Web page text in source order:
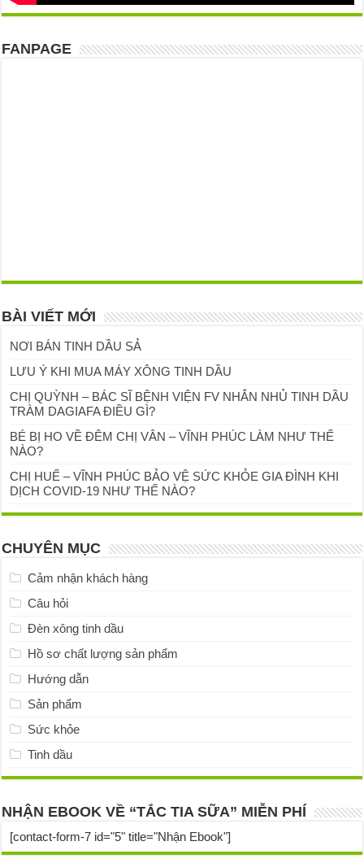
FANPAGE
BÀI VIẾT MỚI
NƠI BÁN TINH DẦU SẢ
LƯU Ý KHI MUA MÁY XÔNG TINH DẦU
CHỊ QUỲNH – BÁC SĨ BỆNH VIỆN FV NHẮN NHỦ TINH DẦU
TRÀM DAGIAFA ĐIỀU GÌ?
BÉ BỊ HO VỀ ĐÊM CHỊ VÂN – VĨNH PHÚC LÀM NHƯ THẾ
NÀO?
CHỊ HUẾ – VĨNH PHÚC BẢO VỆ SỨC KHỎE GIA ĐÌNH KHI
DỊCH COVID-19 NHƯ THẾ NÀO?
CHUYÊN MỤC
Cảm nhận khách hàng
Câu hỏi
Đèn xông tinh dầu
Hồ sơ chất lượng sản phẩm
Hướng dẫn
Sản phẩm
Sức khỏe
Tinh dầu
NHẬN EBOOK VỀ “TẮC TIA SỮA” MIỄN PHÍ
[contact-form-7 id="5" title="Nhận Ebook"]